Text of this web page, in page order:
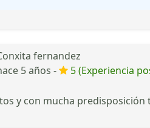
fernandez
5 años -
5 (Experiencia
y con mucha